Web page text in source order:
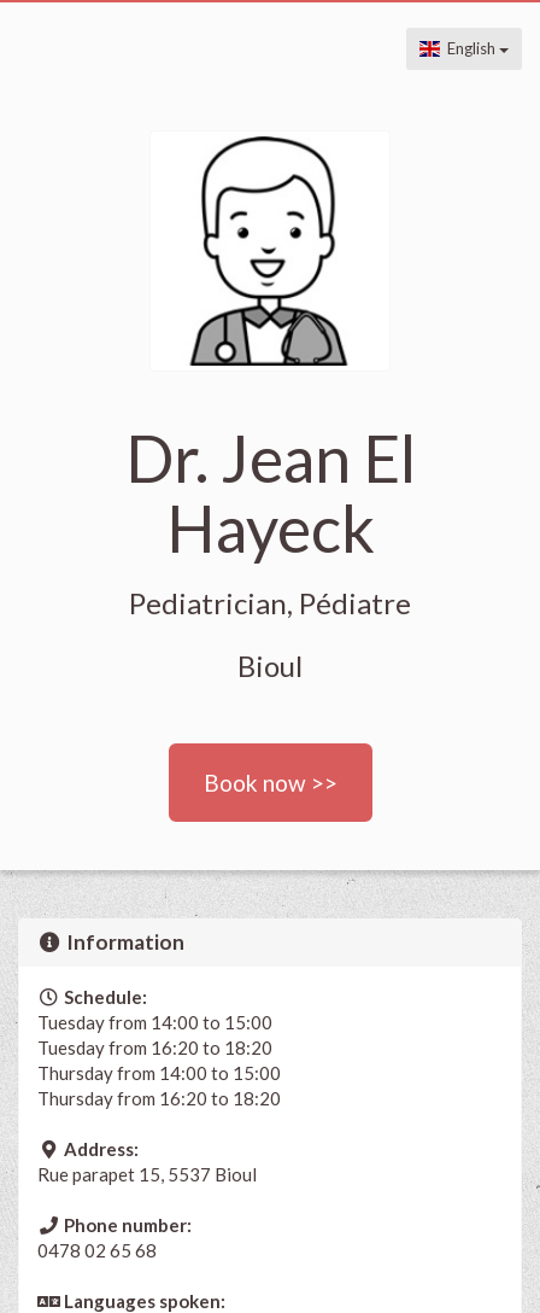
English
Dr. Jean El
Hayeck
Pediatrician, Pédiatre
Bioul
Book now >>
Information
Schedule:
Tuesday from 14:00 to 15:00
Tuesday from 16:20 to 18:20
Thursday from 14:00 to 15:00
Thursday from 16:20 to 18:20
Address:
Rue parapet 15, 5537 Bioul
Phone number:
0478 02 65 68
Languages spoken: